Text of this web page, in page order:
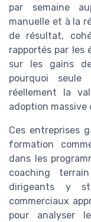
par semaine
manuelle et à la
de résultat,
rapportés par les
sur les gains
pourquoi seule
réellement la
adoption massive
Ces entreprises
formation
dans les
coaching
dirigeants y
commerciaux
pour analyser